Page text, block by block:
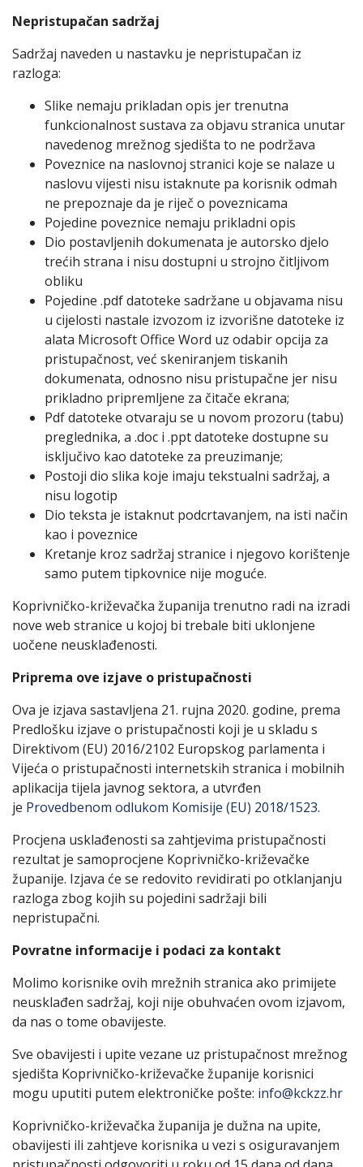
Nepristupačan sadržaj
Sadržaj naveden u nastavku je nepristupačan iz
razloga:
Slike nemaju prikladan opis jer trenutna
funkcionalnost sustava za objavu stranica unutar
navedenog mrežnog sjedišta to ne podržava
Poveznice na naslovnoj stranici koje se nalaze u
naslovu vijesti nisu istaknute pa korisnik odmah
ne prepoznaje da je riječ o poveznicama
Pojedine poveznice nemaju prikladni opis
Dio postavljenih dokumenata je autorsko djelo
trećih strana i nisu dostupni u strojno čitljivom
obliku
Pojedine .pdf datoteke sadržane u objavama nisu
u cijelosti nastale izvozom iz izvorišne datoteke iz
alata Microsoft Office Word uz odabir opcija za
pristupačnost, već skeniranjem tiskanih
dokumenata, odnosno nisu pristupačne jer nisu
prikladno pripremljene za čitače ekrana;
Pdf datoteke otvaraju se u novom prozoru (tabu)
preglednika, a .doc i .ppt datoteke dostupne su
isključivo kao datoteke za preuzimanje;
Postoji dio slika koje imaju tekstualni sadržaj, a
nisu logotip
Dio teksta je istaknut podcrtavanjem, na isti način
kao i poveznice
Kretanje kroz sadržaj stranice i njegovo korištenje
samo putem tipkovnice nije moguće.
Koprivničko-križevačka županija trenutno radi na izradi
nove web stranice u kojoj bi trebale biti uklonjene
uočene neusklađenosti.
Priprema ove izjave o pristupačnosti
Ova je izjava sastavljena 21. rujna 2020. godine, prema
Predlošku izjave o pristupačnosti koji je u skladu s
Direktivom (EU) 2016/2102 Europskog parlamenta i
Vijeća o pristupačnosti internetskih stranica i mobilnih
aplikacija tijela javnog sektora, a utvrđen
je Provedbenom odlukom Komisije (EU) 2018/1523.
Procjena usklađenosti sa zahtjevima pristupačnosti
rezultat je samoprocjene Koprivničko-križevačke
županije. Izjava će se redovito revidirati po otklanjanju
razloga zbog kojih su pojedini sadržaji bili
nepristupačni.
Povratne informacije i podaci za kontakt
Molimo korisnike ovih mrežnih stranica ako primijete
neusklađen sadržaj, koji nije obuhvaćen ovom izjavom,
da nas o tome obavijeste.
Sve obavijesti i upite vezane uz pristupačnost mrežnog
sjedišta Koprivničko-križevačke županije korisnici
mogu uputiti putem elektroničke pošte: info@kckzz.hr
Koprivničko-križevačka županija je dužna na upite,
obavijesti ili zahtjeve korisnika u vezi s osiguravanjem